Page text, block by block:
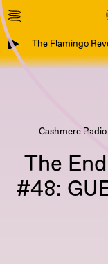
The Flamingo
Cashmere Radio
The
#48: